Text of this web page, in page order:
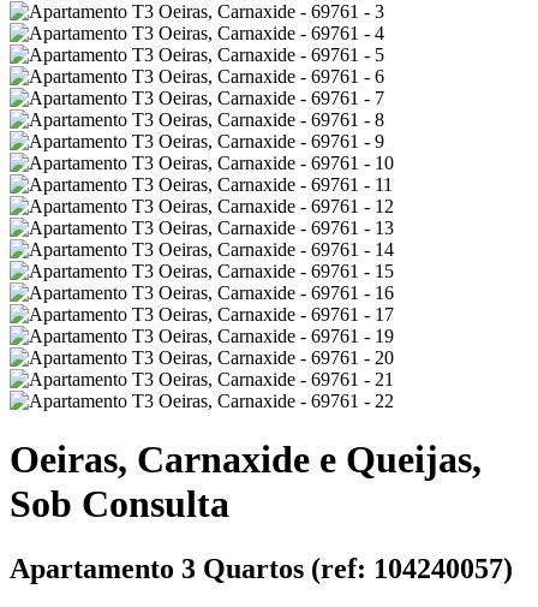
Oeiras, Carnaxide e Queijas,
Sob Consulta
Apartamento 3 Quartos (ref: 104240057)